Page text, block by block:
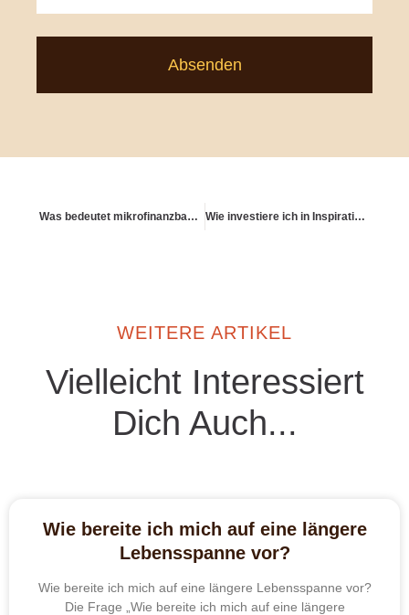
Absenden
Was bedeutet mikrofinanzbasierte Altersvorsorge? Wie investiere ich in Inspiration – nicht nur in Produkte?
WEITERE ARTIKEL
Vielleicht Interessiert
Dich Auch...
Wie bereite ich mich auf eine längere
Lebensspanne vor?
Wie bereite ich mich auf eine längere Lebensspanne vor?
Die Frage „Wie bereite ich mich auf eine längere